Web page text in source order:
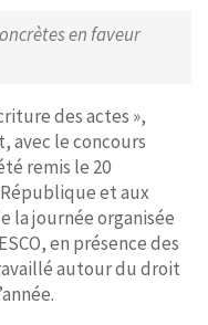
en faveur
des actes »,
avec le concours
remis le 20
et aux
la journée organisée
en présence des
autour du droit